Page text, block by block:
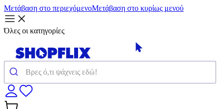
Μετάβαση στο περιεχόμενοΜετάβαση στο κυρίως μενού
Όλες οι κατηγορίες